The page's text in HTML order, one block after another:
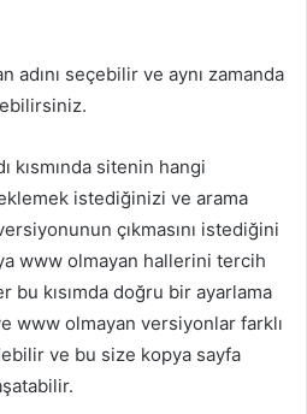
adını seçebilir ve aynı zamanda
kısmında sitenin hangi
istediğinizi ve arama
çıkmasını istediğini
www olmayan hallerini tercih
bu kısımda doğru bir ayarlama
www olmayan versiyonlar farklı
ve bu size kopya sayfa